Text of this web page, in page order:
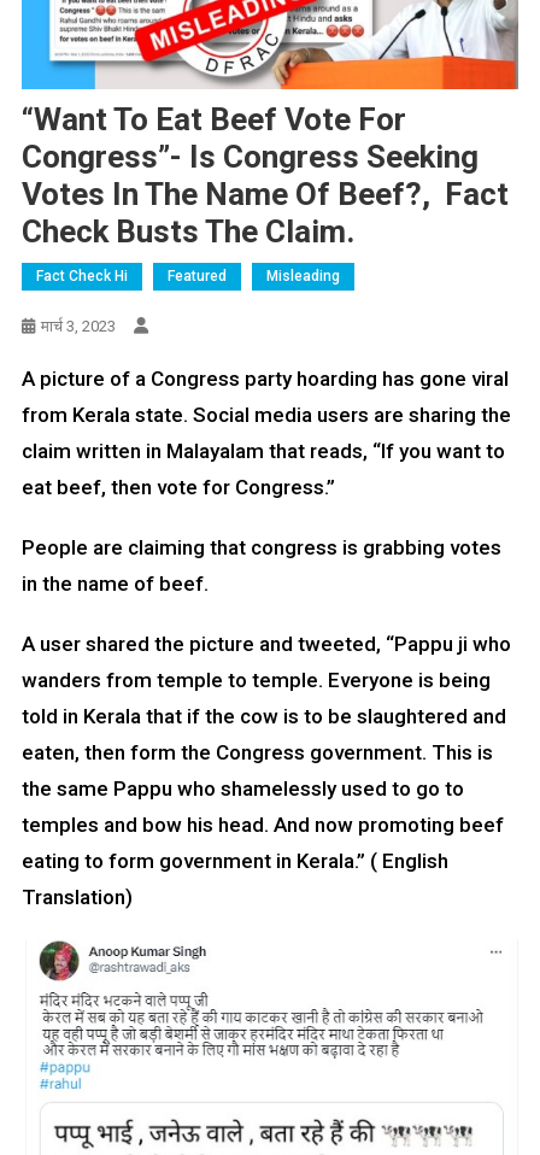
“Want To Eat Beef Vote For
Congress”- Is Congress Seeking
Votes In The Name Of Beef?, Fact
Check Busts The Claim.
Fact Check Hi Featured Misleading
मार्च 3, 2023
A picture of a Congress party hoarding has gone viral
from Kerala state. Social media users are sharing the
claim written in Malayalam that reads, “If you want to
eat beef, then vote for Congress.”
People are claiming that congress is grabbing votes
in the name of beef.
A user shared the picture and tweeted, “Pappu ji who
wanders from temple to temple. Everyone is being
told in Kerala that if the cow is to be slaughtered and
eaten, then form the Congress government. This is
the same Pappu who shamelessly used to go to
temples and bow his head. And now promoting beef
eating to form government in Kerala.” ( English
Translation)